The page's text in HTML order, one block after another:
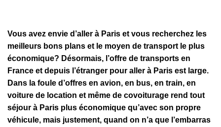
Vous avez envie d’aller à Paris et vous recherchez les
meilleurs bons plans et le moyen de transport le plus
économique? Désormais, l’offre de transports en
France et depuis l’étranger pour aller à Paris est large.
Dans la foule d’offres en avion, en bus, en train, en
voiture de location et même de covoiturage rend tout
séjour à Paris plus économique qu’avec son propre
véhicule, mais justement, quand on n’a que l’embarras